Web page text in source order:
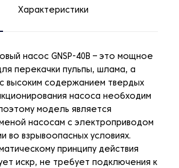
Характеристики
насос GNSP-40B – это мощное
перекачки пульпы, шлама, а
высоким содержанием твердых
насоса необходим
модель является
насосам с электроприводом
во взрывоопасных условиях.
принципу действия
искр, не требует подключения к